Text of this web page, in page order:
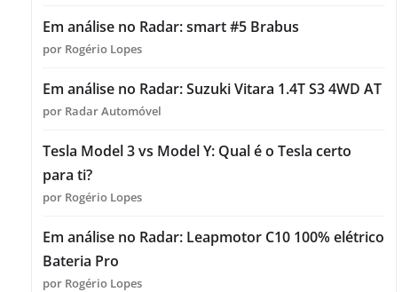
Em análise no Radar: smart #5 Brabus
por Rogério Lopes
Em análise no Radar: Suzuki Vitara 1.4T S3 4WD AT
por Radar Automóvel
Tesla Model 3 vs Model Y: Qual é o Tesla certo
para ti?
por Rogério Lopes
Em análise no Radar: Leapmotor C10 100% elétrico
Bateria Pro
por Rogério Lopes